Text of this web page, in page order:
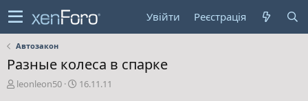
Увійти Реєстрація
Автозакон
Разные колеса в спарке
А
leonleon50
Д16.11.11